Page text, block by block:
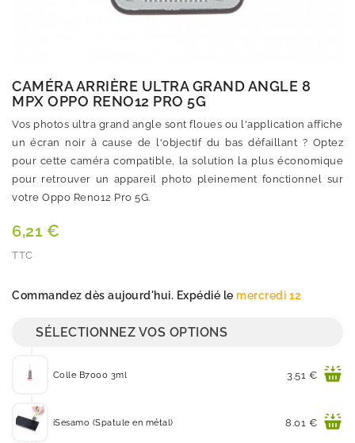
CAMÉRA ARRIÈRE ULTRA GRAND ANGLE 8
MPX OPPO RENO12 PRO 5G
Vos photos ultra grand angle sont floues ou l'application affiche
un écran noir à cause de l'objectif du bas défaillant ? Optez
pour cette caméra compatible, la solution la plus économique
pour retrouver un appareil photo pleinement fonctionnel sur
votre Oppo Reno12 Pro 5G.
6,21 €
TTC
Commandez dès aujourd'hui. Expédié le mercredi 12
SÉLECTIONNEZ VOS OPTIONS
Colle B7000 3ml Prix
3.51 €
iSesamo (Spatule en métal) Prix
8.01 €